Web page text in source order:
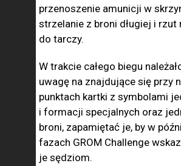
przenoszenie amunicji w
strzelanie z broni długiej i rzut
do tarczy.
W trakcie całego biegu
uwagę na znajdujące się przy
punktach kartki z symbolami
i formacji specjalnych oraz
broni, zapamiętać je, by w
fazach GROM Challenge
je sędziom.